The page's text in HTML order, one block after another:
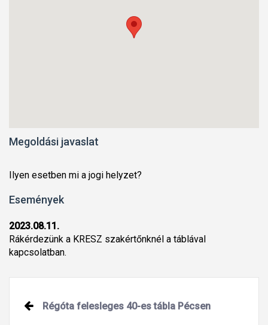
Megoldási javaslat
Ilyen esetben mi a jogi helyzet?
Események
2023.08.11.
Rákérdezünk a KRESZ szakértőnknél a táblával
kapcsolatban.
Régóta felesleges 40-es tábla Pécsen